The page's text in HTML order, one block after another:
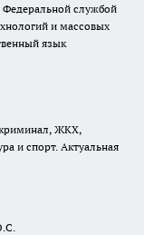
Федеральной службой
и массовых
язык
ЖКХ,
и спорт. Актуальная